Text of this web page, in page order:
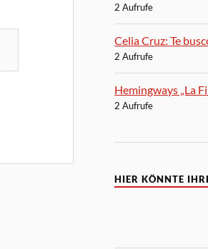
2 Aufrufe
Celia Cruz: Te
2 Aufrufe
Hemingways „La
2 Aufrufe
HIER KÖNNTE